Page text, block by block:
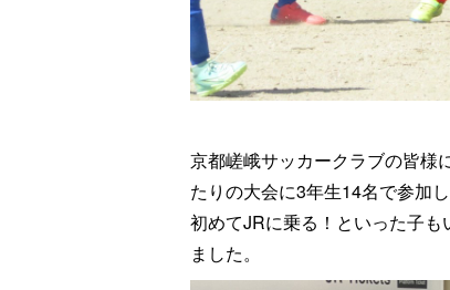
京都嵯峨サッカークラブの皆様
たりの大会に3年生14名で参加し
初めてJRに乗る！といった子
ました。